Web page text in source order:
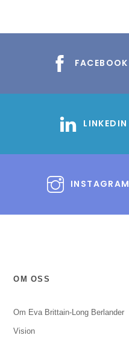
FACEBOOK
LINKEDIN
INSTAGRAM
OM OSS
Om Eva Brittain-Long Berlander
Vision